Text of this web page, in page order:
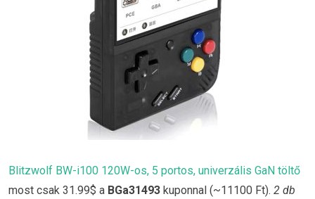
Blitzwolf BW-i100 120W-os, 5 portos, univerzális GaN töltő
most csak 31.99$ a BGa31493 kuponnal (~11100 Ft). 2 db